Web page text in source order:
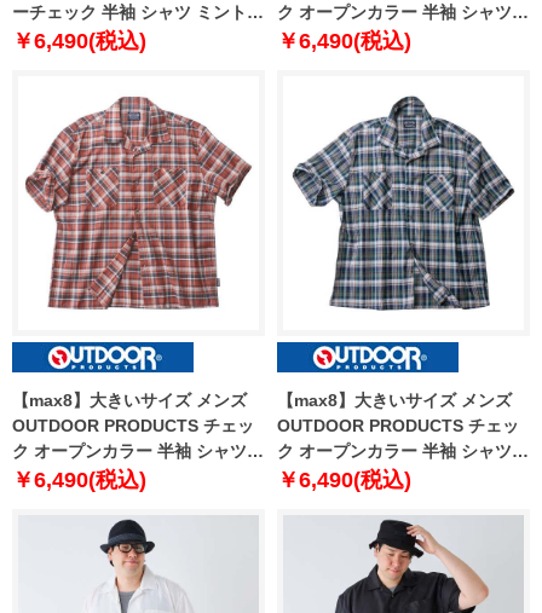
ーチェック 半袖 シャツ ミント系
1257-4220-2 3L 4L 5L 6L 7L 8L
￥6,490(税込)
ク オープンカラー 半袖 シャツ
ベージュ系 1257-4221-1 3L 4L
￥6,490(税込)
【max8】大きいサイズ メンズ
OUTDOOR PRODUCTS チェッ
ク オープンカラー 半袖 シャツ
エンジ系 1257-4221-2 3L 4L 5L
￥6,490(税込)
【max8】大きいサイズ メンズ
OUTDOOR PRODUCTS チェッ
ク オープンカラー 半袖 シャツ
ネイビー系 1257-4221-3 3L 4L
￥6,490(税込)